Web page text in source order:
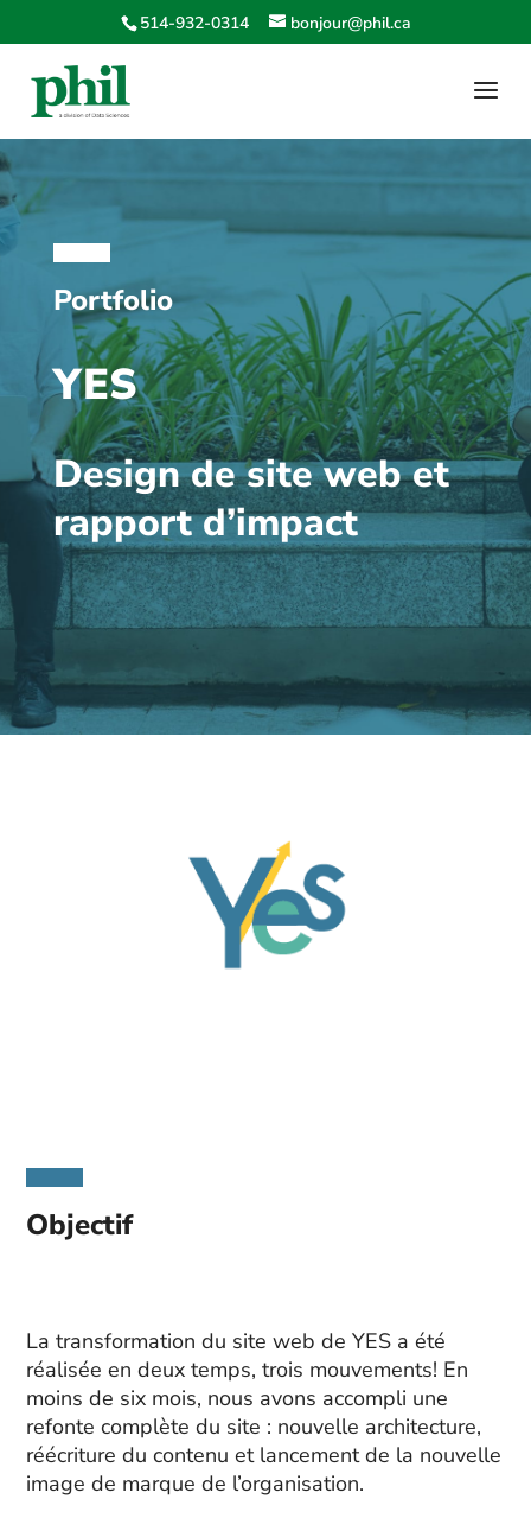
514-932-0314 bonjour@phil.ca
Portfolio
YES
Design de site web et
rapport d’impact
Objectif
La transformation du site web de YES a été
réalisée en deux temps, trois mouvements! En
moins de six mois, nous avons accompli une
refonte complète du site : nouvelle architecture,
réécriture du contenu et lancement de la nouvelle
image de marque de l’organisation.